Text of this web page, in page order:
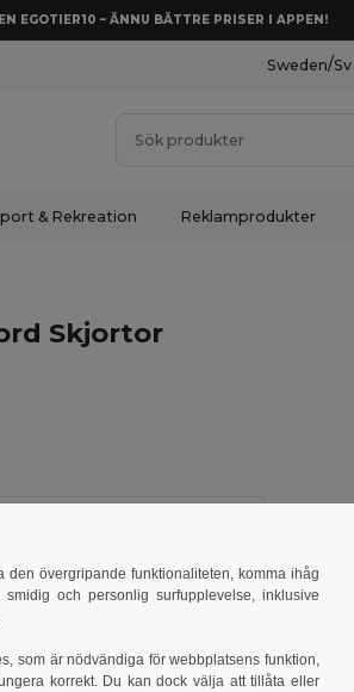
EGOTIER10 – ÄNNU BÄTTRE PRISER I APPEN!
Sweden/Sv
& Rekreation Reklamprodukter
Skjortor
övergripande funktionaliteten, komma ihåg
och personlig surfupplevelse, inklusive
som är nödvändiga för webbplatsens funktion,
korrekt. Du kan dock välja att tillåta eller